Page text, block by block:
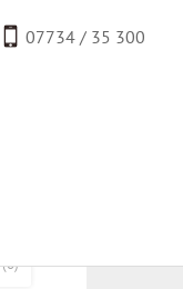
07734 / 35 300
(0)